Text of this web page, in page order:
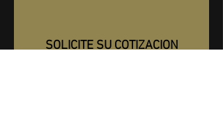
SOLICITE SU COTIZACION